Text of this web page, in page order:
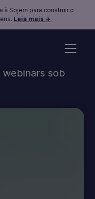
à Sojern para construir o
Leia mais →
sob